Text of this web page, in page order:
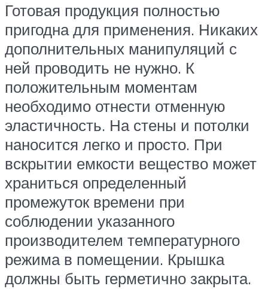
Готовая продукция полностью
пригодна для применения. Никаких
дополнительных манипуляций с
ней проводить не нужно. К
положительным моментам
необходимо отнести отменную
эластичность. На стены и потолки
наносится легко и просто. При
вскрытии емкости вещество может
храниться определенный
промежуток времени при
соблюдении указанного
производителем температурного
режима в помещении. Крышка
должны быть герметично закрыта.